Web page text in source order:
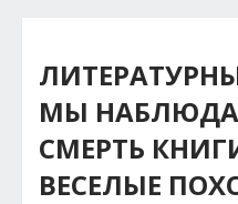
МЫ
СМЕРТЬ
ВЕСЕЛЫЕ